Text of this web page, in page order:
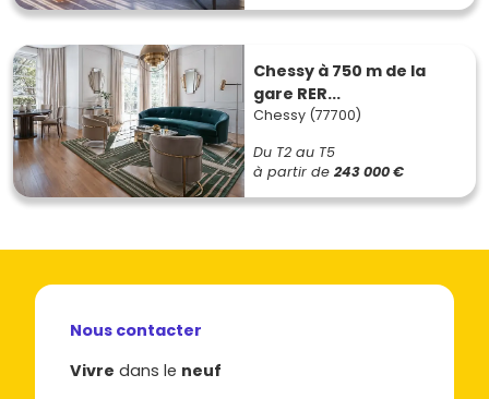
Chessy à 750 m de la
gare RER...
Chessy (77700)
Du T2 au T5
à partir de 243 000 €
Nous contacter
Vivre dans le neuf